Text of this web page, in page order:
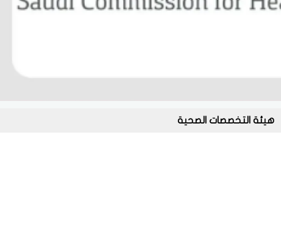
هيئة التخصصات الصحية